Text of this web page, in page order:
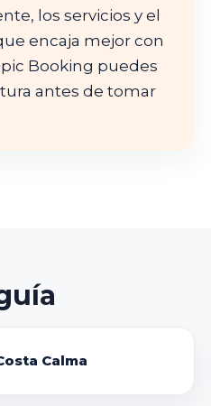
los servicios y el
encaja mejor con
Booking puedes
antes de tomar
Calma